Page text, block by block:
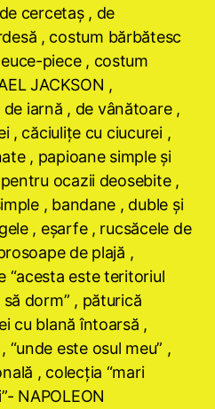
cercetaş , de
, costum bărbătesc
piece , costum
JACKSON ,
de iarnă , de vânătoare ,
, căciuliţe cu ciucurei ,
, papioane simple şi
ocazii deosebite ,
, bandane , duble şi
, eşarfe , rucsăcele de
de plajă ,
“acesta este teritoriul
să dorm” , păturică
cu blană întoarsă ,
“unde este osul meu” ,
, colecţia “mari
NAPOLEON